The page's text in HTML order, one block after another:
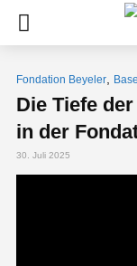
Fondation Beyeler Basel
Die Tiefe
in der
30. Juli 2025